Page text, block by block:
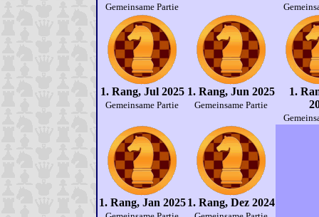
Gemeinsame Partie
1. Rang, Jul 2025
Gemeinsame Partie
1. Rang, Jun 2025
Gemeinsame Partie
1.
1. Rang, Jan 2025 1. Rang, Dez 2024